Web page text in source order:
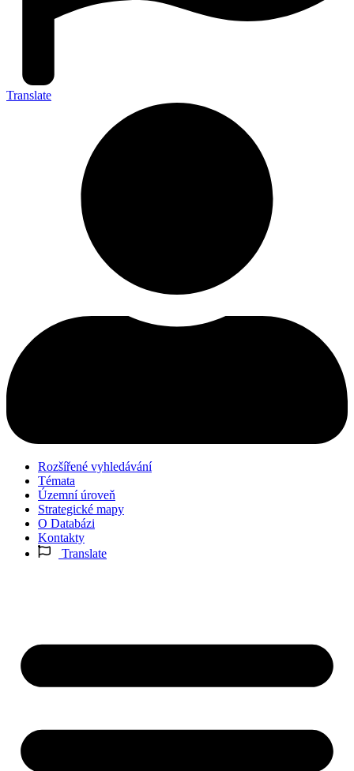
Translate
Rozšířené vyhledávání
Témata
Územní úroveň
Strategické mapy
O Databázi
Kontakty
Translate